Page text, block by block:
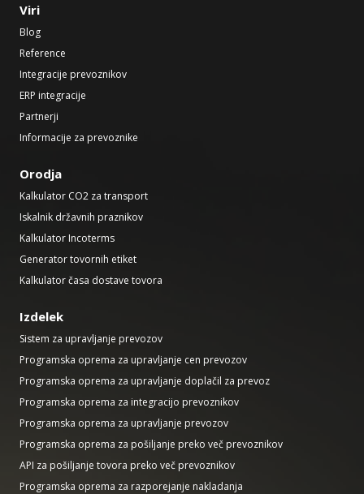
Viri
Blog
Reference
Integracije prevoznikov
ERP integracije
Partnerji
Informacije za prevoznike
Orodja
Kalkulator CO2 za transport
Iskalnik državnih praznikov
Kalkulator Incoterms
Generator tovornih etiket
Kalkulator časa dostave tovora
Izdelek
Sistem za upravljanje prevozov
Programska oprema za upravljanje cen prevozov
Programska oprema za upravljanje doplačil za prevoz
Programska oprema za integracijo prevoznikov
Programska oprema za upravljanje prevozov
Programska oprema za pošiljanje preko več prevoznikov
API za pošiljanje tovora preko več prevoznikov
Programska oprema za razporejanje nakladanja